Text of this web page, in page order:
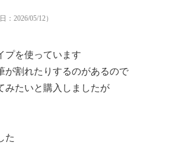
：2026/05/12）
プを使っています
が割れたりするのがあるので
みたいと購入しましたが
た